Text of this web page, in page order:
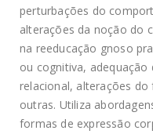
perturbações do
alterações da noção do
na reeducação gnoso
ou cognitiva,
relacional, alterações
outras. Utiliza
formas de expressão